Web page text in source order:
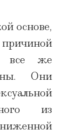
основе,
причиной
все же
Они
из